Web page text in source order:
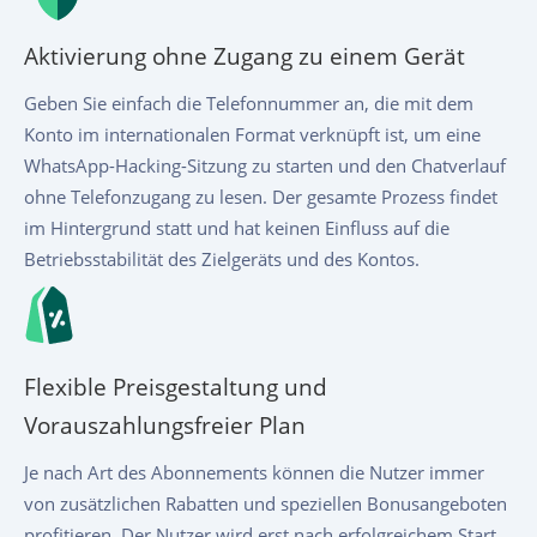
Aktivierung ohne Zugang zu einem Gerät
Geben Sie einfach die Telefonnummer an, die mit dem
Konto im internationalen Format verknüpft ist, um eine
WhatsApp-Hacking-Sitzung zu starten und den Chatverlauf
ohne Telefonzugang zu lesen. Der gesamte Prozess findet
im Hintergrund statt und hat keinen Einfluss auf die
Betriebsstabilität des Zielgeräts und des Kontos.
Flexible Preisgestaltung und
Vorauszahlungsfreier Plan
Je nach Art des Abonnements können die Nutzer immer
von zusätzlichen Rabatten und speziellen Bonusangeboten